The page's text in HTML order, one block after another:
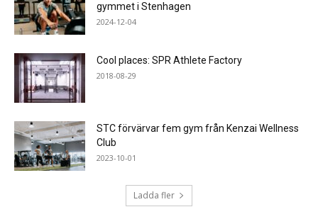
gymmet i Stenhagen
2024-12-04
Cool places: SPR Athlete Factory
2018-08-29
STC förvärvar fem gym från Kenzai Wellness
Club
2023-10-01
Ladda fler